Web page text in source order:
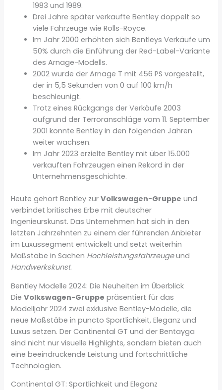
1983 und 1989.
Drei Jahre später verkaufte Bentley doppelt so
viele Fahrzeuge wie Rolls-Royce.
Im Jahr 2000 erhöhten sich Bentleys Verkäufe um
50% durch die Einführung der Red-Label-Variante
des Arnage-Modells.
2002 wurde der Arnage T mit 456 PS vorgestellt,
der in 5,5 Sekunden von 0 auf 100 km/h
beschleunigt.
Trotz eines Rückgangs der Verkäufe 2003
aufgrund der Terroranschläge vom 11. September
2001 konnte Bentley in den folgenden Jahren
weiter wachsen.
Im Jahr 2023 erzielte Bentley mit über 15.000
verkauften Fahrzeugen einen Rekord in der
Unternehmensgeschichte.
Heute gehört Bentley zurVolkswagen-Gruppe und
verbindet britisches Erbe mit deutscher
Ingenieurskunst. Das Unternehmen hat sich in den
letzten Jahrzehnten zu einem der führenden Anbieter
im Luxussegment entwickelt und setzt weiterhin
Maßstäbe in Sachen Hochleistungsfahrzeugeund
Handwerkskunst.
Bentley Modelle 2024: Die Neuheiten im Überblick
DieVolkswagen-Gruppe präsentiert für das
Modelljahr 2024 zwei exklusive Bentley-Modelle, die
neue Maßstäbe in puncto Sportlichkeit, Eleganz und
Luxus setzen. Der Continental GT und der Bentayga
sind nicht nur visuelle Highlights, sondern bieten auch
eine beeindruckende Leistung und fortschrittliche
Technologien.
Continental GT: Sportlichkeit und Eleganz